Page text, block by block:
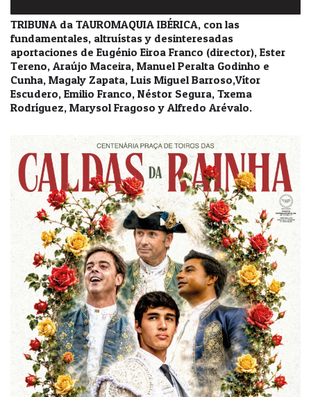
TRIBUNA da TAUROMAQUIA IBÉRICA, con las
fundamentales, altruístas y desinteresadas
aportaciones de Eugénio Eiroa Franco (director), Ester
Tereno, Araújo Maceira, Manuel Peralta Godinho e
Cunha, Magaly Zapata, Luis Miguel Barroso,Vítor
Escudero, Emilio Franco, Néstor Segura, Txema
Rodríguez, Marysol Fragoso y Alfredo Arévalo.